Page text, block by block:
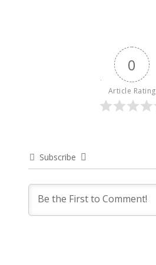
0
Article Rating
Subscribe